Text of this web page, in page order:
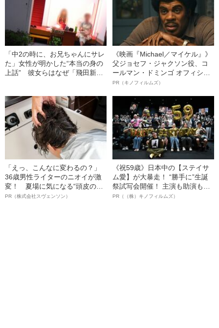
「中2の時に、お兄ちゃんにサレ
た」女性が明かした“本当の身の
上話” 彼女らはなぜ「飛田新
《映画『Michael／マイケル』》
父ジョセフ・ジャクソン役、コ
ールマン・ドミンゴ オフィシャ
ルインタビュー“観客を魅了した
語る”《日本興収70億円突破》
PR（キノフィルムズ）
「えっ、こんなに変わるの？」
36歳男性ライターのニオイが激
変！ 夏場に気になる“頭皮のニ
オイ”や“ベタつき”を解消す
PR（株式会社スヴェンソン）
《祝59歳》日本中の【ステイサ
ム愛】が大暴走！ “勝手に”生誕
祭試写会開催！ 主演も助演も全
部ステイサム！「ステサミー
PR（（株）キノフィルムズ）